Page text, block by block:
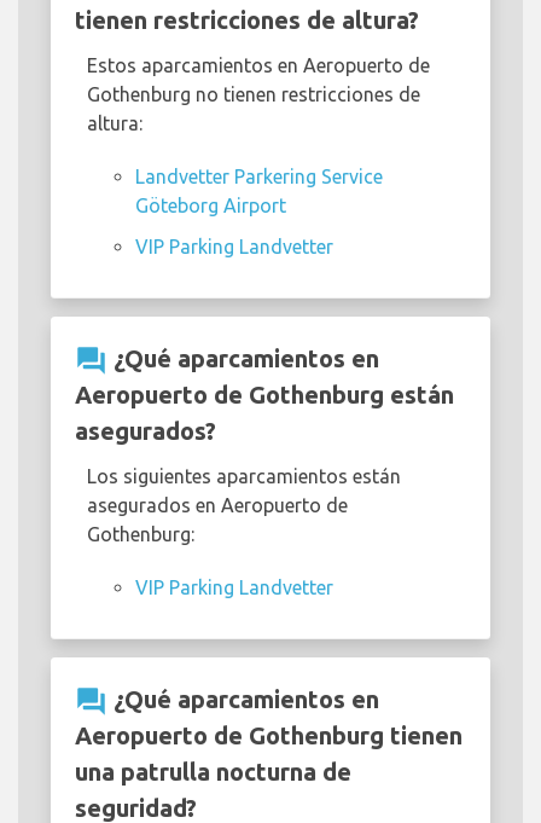
tienen restricciones de altura?
Estos aparcamientos en Aeropuerto de
Gothenburg no tienen restricciones de
altura:
Landvetter Parkering Service
Göteborg Airport
VIP Parking Landvetter
question_answer ¿Qué aparcamientos en
Aeropuerto de Gothenburg están
asegurados?
Los siguientes aparcamientos están
asegurados en Aeropuerto de
Gothenburg:
VIP Parking Landvetter
question_answer ¿Qué aparcamientos en
Aeropuerto de Gothenburg tienen
una patrulla nocturna de
seguridad?